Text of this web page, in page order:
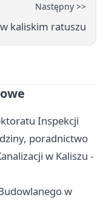
Następny >>
kaliskim ratuszu
Inspekcji
poradnictwo
w Kaliszu -
w